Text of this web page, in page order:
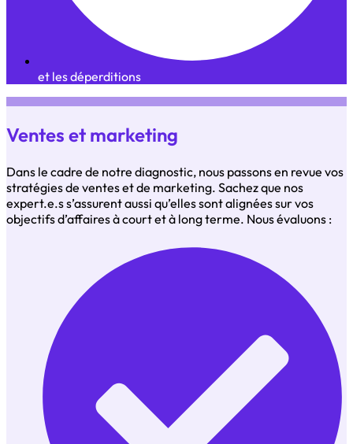
et les déperditions
Ventes et marketing
Dans le cadre de notre diagnostic, nous passons en revue vos
stratégies de ventes et de marketing. Sachez que nos
expert.e.s s’assurent aussi qu’elles sont alignées sur vos
objectifs d’affaires à court et à long terme. Nous évaluons :